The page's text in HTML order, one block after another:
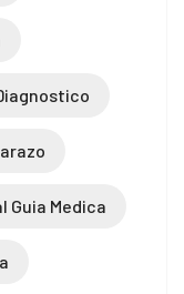
Guia Medica